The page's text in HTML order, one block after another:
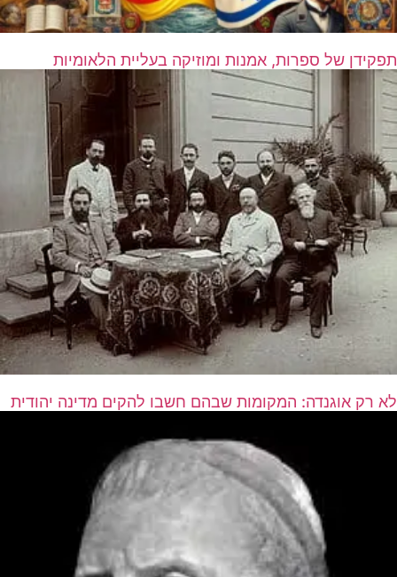
תפקידן של ספרות, אמנות ומוזיקה בעליית הלאומיות
לא רק אוגנדה: המקומות שבהם חשבו להקים מדינה יהודית